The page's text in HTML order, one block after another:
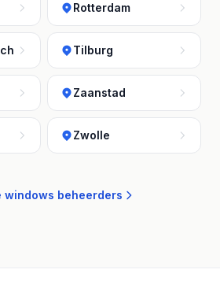
Rotterdam
Tilburg
Zaanstad
Zwolle
beheerders